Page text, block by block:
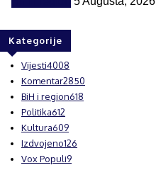
Kategorije
Vijesti4008
Komentar2850
BiH i region618
Politika612
Kultura609
Izdvojeno126
Vox Populi9